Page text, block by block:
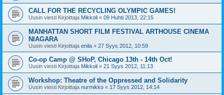
CALL FOR THE RECYCLING OLYMPIC GAMES!
Uusin viesti Kirjoittaja Mikkoli « 09 Huhti 2013, 22:15
MANHATTAN SHORT FILM FESTIVAL ARTHOUSE CINEMA
NIAGARA
Uusin viesti Kirjoittaja enila « 27 Syys 2012, 10:59
Co-op Camp @ SHoP, Chicago 13th - 14th Oct!
Uusin viesti Kirjoittaja Mikkoli « 21 Syys 2012, 11:13
Workshop: Theatre of the Oppressed and Solidarity
Uusin viesti Kirjoittaja nurmikko « 17 Syys 2012, 14:14